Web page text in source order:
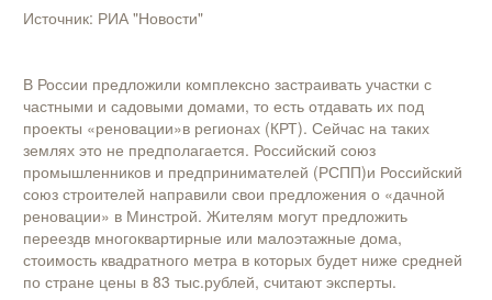
Источник: РИА "Новости"
В России предложили комплексно застраивать участки с
частными и садовыми домами, то есть отдавать их под
проекты «реновации»в регионах (КРТ). Сейчас на таких
землях это не предполагается. Российский союз
промышленников и предпринимателей (РСПП)и Российский
союз строителей направили свои предложения о «дачной
реновации» в Минстрой. Жителям могут предложить
переездв многоквартирные или малоэтажные дома,
стоимость квадратного метра в которых будет ниже средней
по стране цены в 83 тыс.рублей, считают эксперты.